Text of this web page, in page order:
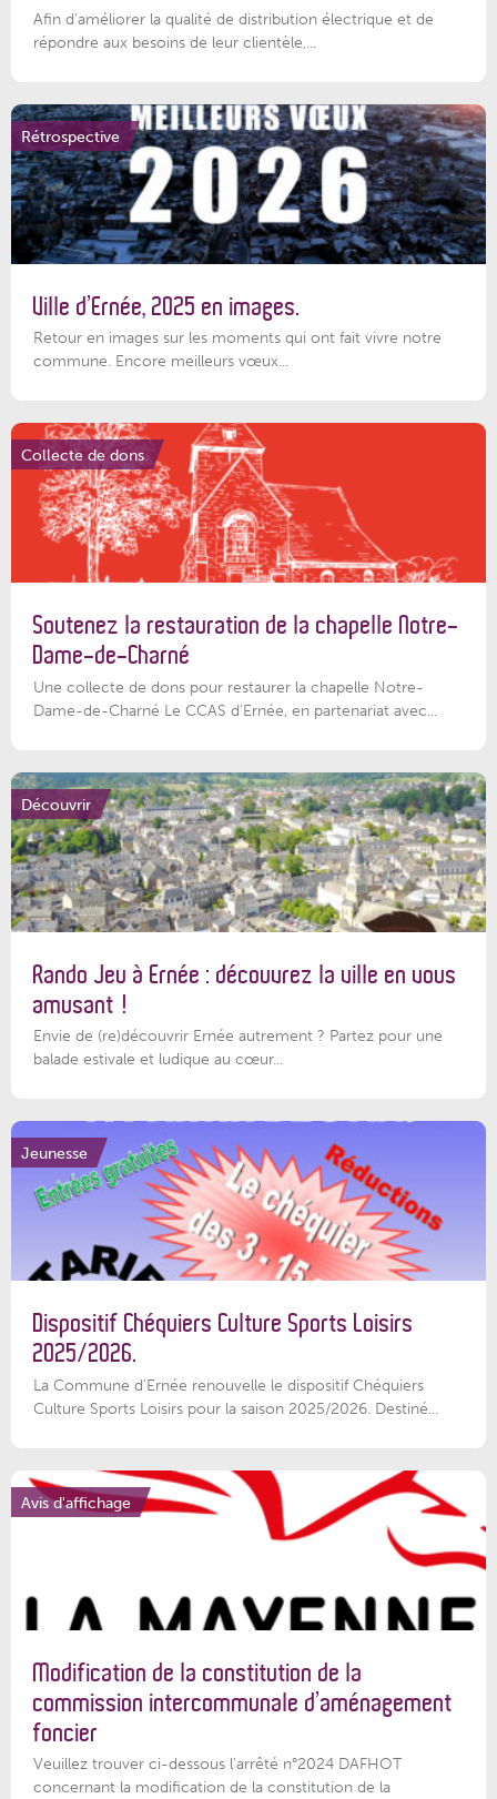
Afin d’améliorer la qualité de distribution électrique et de
répondre aux besoins de leur clientèle,...
Rétrospective
Ville d’Ernée, 2025 en images.
Retour en images sur les moments qui ont fait vivre notre
commune. Encore meilleurs vœux...
Collecte de dons
Soutenez la restauration de la chapelle Notre-
Dame-de-Charné
Une collecte de dons pour restaurer la chapelle Notre-
Dame-de-Charné Le CCAS d’Ernée, en partenariat avec...
Découvrir
Rando Jeu à Ernée : découvrez la ville en vous
amusant !
Envie de (re)découvrir Ernée autrement ? Partez pour une
balade estivale et ludique au cœur...
Jeunesse
Dispositif Chéquiers Culture Sports Loisirs
2025/2026.
La Commune d'Ernée renouvelle le dispositif Chéquiers
Culture Sports Loisirs pour la saison 2025/2026. Destiné...
Avis d'affichage
Modification de la constitution de la
commission intercommunale d’aménagement
foncier
Veuillez trouver ci-dessous l'arrêté n°2024 DAFHOT
concernant la modification de la constitution de la